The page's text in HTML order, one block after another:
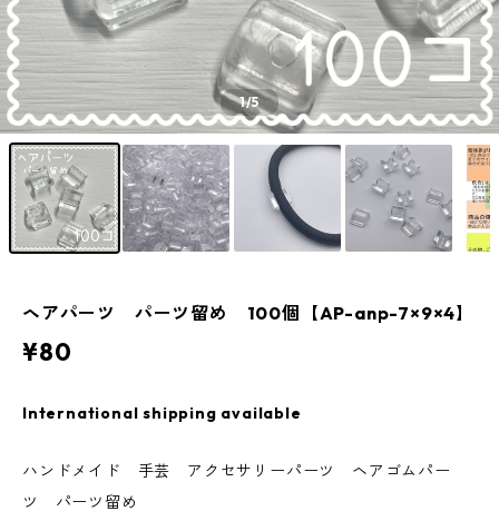
1/5
ヘアパーツ パーツ留め 100個【AP-anp-7×9×4】
¥80
International shipping available
ハンドメイド 手芸 アクセサリーパーツ ヘアゴムパー
ツ パーツ留め